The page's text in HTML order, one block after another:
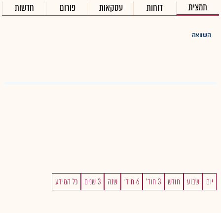
תמצית דוחות עסקאות פורום חדשות
השוואה
יום שבוע חודש 3 חוד' 6 חוד' שנה 3 שנים כל המידע